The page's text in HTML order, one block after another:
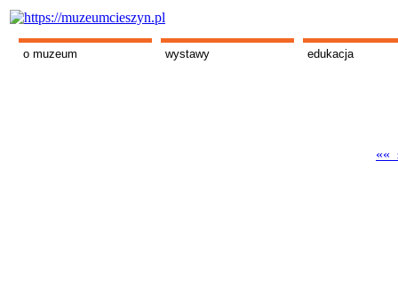
o muzeum wystawy edukacja
««